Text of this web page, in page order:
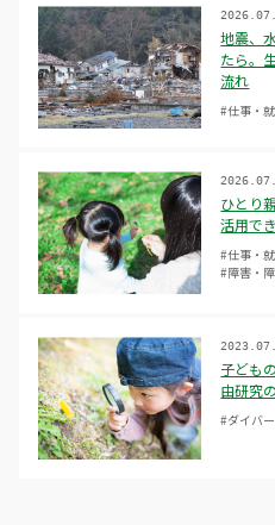
地震、
たら。
流れ
#仕事・
ひとり
活用で
#仕事・
#障害・
子ども
由研究
#ダイバ